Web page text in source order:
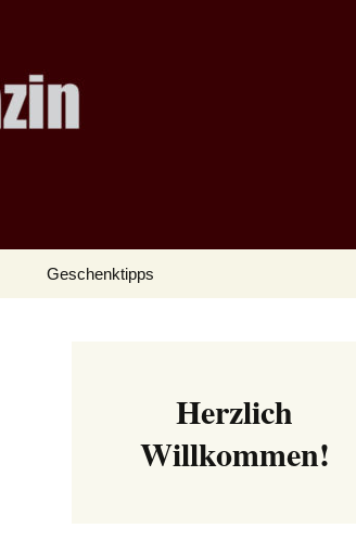
Geschenktipps
Herzlich
Willkommen!